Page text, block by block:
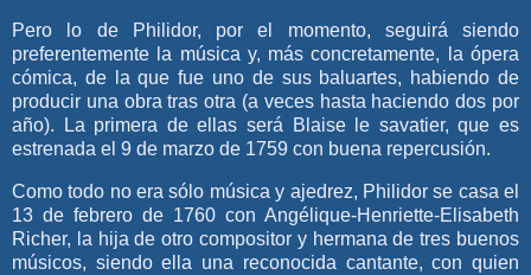
Pero lo de Philidor, por el momento, seguirá siendo
preferentemente la música y, más concretamente, la ópera
cómica, de la que fue uno de sus baluartes, habiendo de
producir una obra tras otra (a veces hasta haciendo dos por
año). La primera de ellas será Blaise le savatier, que es
estrenada el 9 de marzo de 1759 con buena repercusión.
Como todo no era sólo música y ajedrez, Philidor se casa el
13 de febrero de 1760 con Angélique-Henriette-Elisabeth
Richer, la hija de otro compositor y hermana de tres buenos
músicos, siendo ella una reconocida cantante, con quien